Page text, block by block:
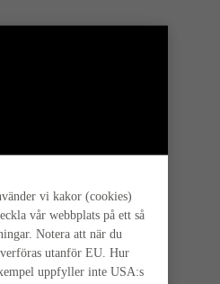
vi kakor (cookies)
vår webbplats på ett så
Notera att när du
utanför EU. Hur
uppfyller inte USA:s
går till hos oss.